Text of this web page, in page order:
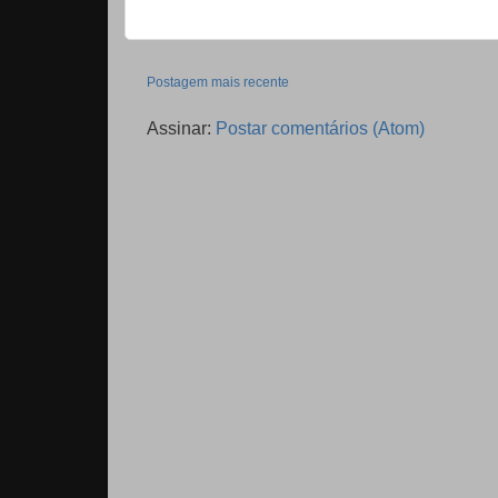
Postagem mais recente
Assinar: Postar comentários (Atom)